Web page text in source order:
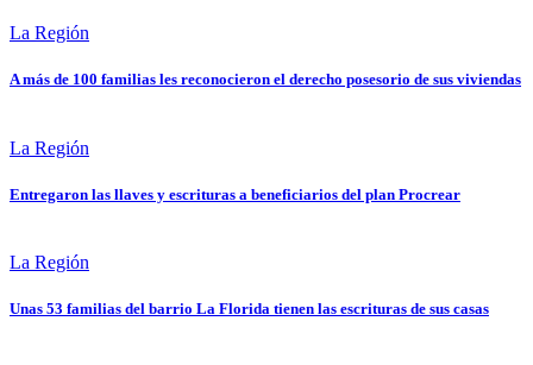
La Región
A más de 100 familias les reconocieron el derecho posesorio de sus viviendas
La Región
Entregaron las llaves y escrituras a beneficiarios del plan Procrear
La Región
Unas 53 familias del barrio La Florida tienen las escrituras de sus casas